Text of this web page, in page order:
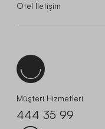
Otel İletişim
Müşteri Hizmetleri
444 35 99